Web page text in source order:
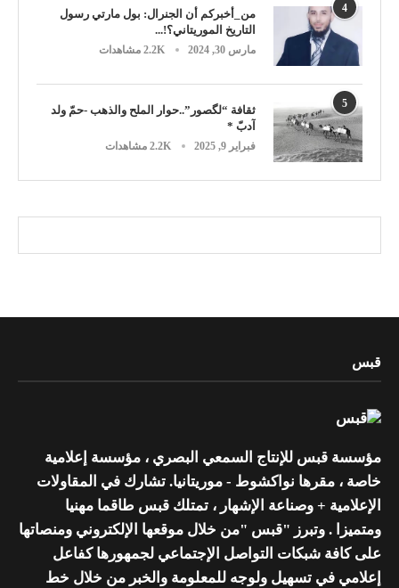
4
من_أخبركم أن الجنرال: بول مارتي رسول
التاريخ الموريتاني؟!...
مارس 30, 2024 2.2K مشاهدات
5
ثقافة “لگصور”..حوار الملح والذهب -حمّ ولد
آدبّ *
فبراير 9, 2025 2.2K مشاهدات
قبس
مؤسسة قبس للإنتاج السمعي البصري ، مؤسسة إعلامية
خاصة ، مقرها نواكشوط - موريتانيا. تشارك في المقاولات
الإعلامية + وصناعة الإشهار ، تمتلك قبس طاقما مهنيا
ومتميزا . وتبرز "قبس "من خلال موقعها الإلكتروني ومنصاتها
على كافة شبكات التواصل الإجتماعي لجمهورها كفاعل
إعلامي في تسهيل ولوجه للمعلومة والخبر من خلال خط